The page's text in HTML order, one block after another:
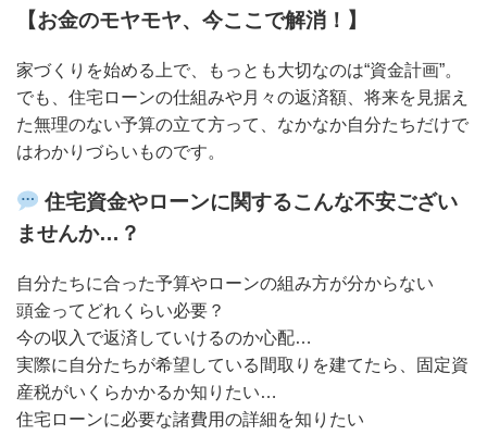
【お金のモヤモヤ、今ここで解消！】
家づくりを始める上で、もっとも大切なのは“資金計画”。
でも、住宅ローンの仕組みや月々の返済額、将来を見据え
た無理のない予算の立て方って、なかなか自分たちだけで
はわかりづらいものです。
住宅資金やローンに関するこんな不安ござい
ませんか…？
自分たちに合った予算やローンの組み方が分からない
頭金ってどれくらい必要？
今の収入で返済していけるのか心配…
実際に自分たちが希望している間取りを建てたら、固定資
産税がいくらかかるか知りたい…
住宅ローンに必要な諸費用の詳細を知りたい